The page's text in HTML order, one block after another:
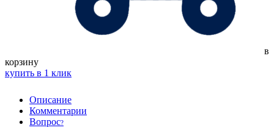
в
корзину
купить в 1 клик
Описание
Комментарии
Вопрос?